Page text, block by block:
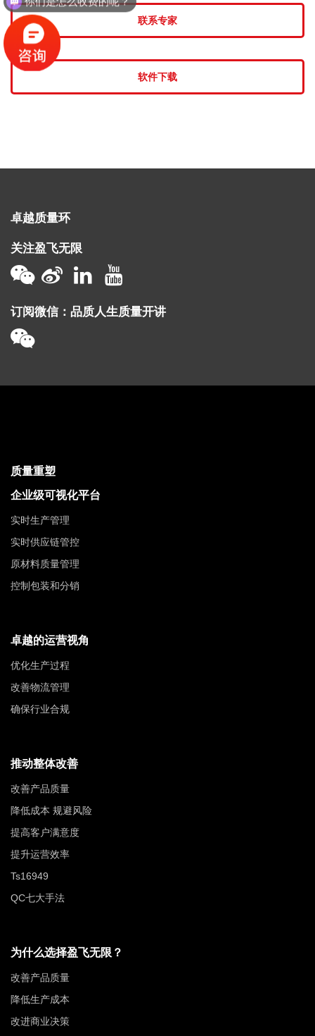
联系专家
软件下载
卓越质量环
关注盈飞无限
订阅微信：品质人生质量开讲
质量重塑
企业级可视化平台
实时生产管理
实时供应链管控
原材料质量管理
控制包装和分销
卓越的运营视角
优化生产过程
改善物流管理
确保行业合规
推动整体改善
改善产品质量
降低成本 规避风险
提高客户满意度
提升运营效率
Ts16949
QC七大手法
为什么选择盈飞无限？
改善产品质量
降低生产成本
改进商业决策